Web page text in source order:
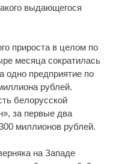
выдающегося
прироста в целом по
месяца сократилась
одно предприятие по
рублей.
белорусской
за первые два
миллионов рублей.
на Западе